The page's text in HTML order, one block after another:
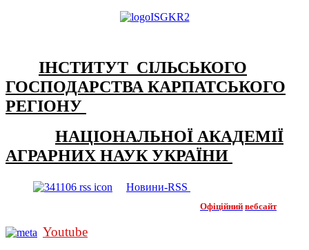
ІНСТИТУТ СІЛЬСЬКОГО
ГОСПОДАРСТВА КАРПАТСЬКОГО
РЕГІОНУ
НАЦІОНАЛЬНОЇ АКАДЕМІЇ
АГРАРНИХ НАУК УКРАЇНИ
Новини-RSS
Офіційний вебсайт
Youtube